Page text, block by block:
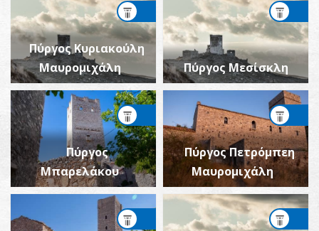
Πύργος Κυριακούλη
Μαυρομιχάλη
Πύργος Μεσίσκλη
Πύργος
Μπαρελάκου
Πύργος Πετρόμπεη
Μαυρομιχάλη